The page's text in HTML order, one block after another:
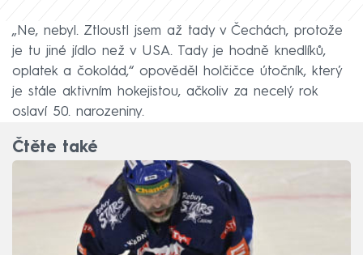
„Ne, nebyl. Ztloustl jsem až tady v Čechách, protože
je tu jiné jídlo než v USA. Tady je hodně knedlíků,
oplatek a čokolád,“ opověděl holčičce útočník, který
je stále aktivním hokejistou, ačkoliv za necelý rok
oslaví 50. narozeniny.
Čtěte také